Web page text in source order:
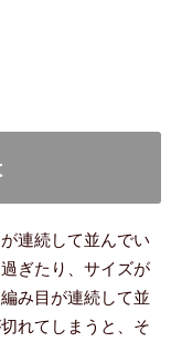
連続して並んでい
ぎたり、サイズが
み目が連続して並
れてしまうと、そ